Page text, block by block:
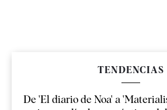
TENDENCIAS
De 'El diario de Noa' a